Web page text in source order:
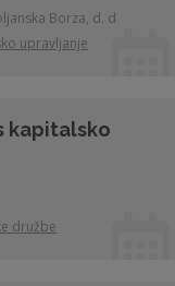
Borza, d. d
upravljanje
kapitalsko
družbe